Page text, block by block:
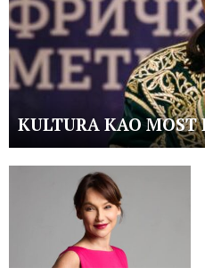
KULTURA KAO MOST